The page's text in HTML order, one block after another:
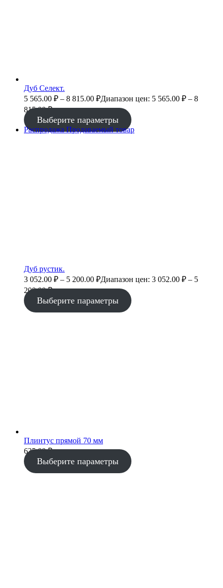
Дуб Селект.
5 565.00 ₽ – 8 815.00 ₽Диапазон цен: 5 565.00 ₽ – 8
815.00 ₽
Выберите параметры
Распродажа Продаваемый товар
Дуб рустик.
3 052.00 ₽ – 5 200.00 ₽Диапазон цен: 3 052.00 ₽ – 5
200.00 ₽
Выберите параметры
Плинтус прямой 70 мм
635.00₽
Выберите параметры